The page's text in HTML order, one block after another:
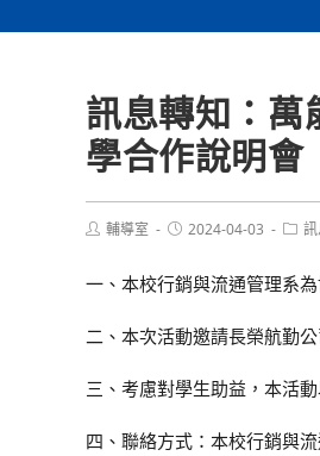
訊息轉知：萬
學合作說明會
Post輔導室
Post2024-04-03
Post
一、本校行銷與流通管理系
二、本次活動邀請長榮航勤
三、考慮對學生助益，本活
四、聯絡方式：本校行銷與